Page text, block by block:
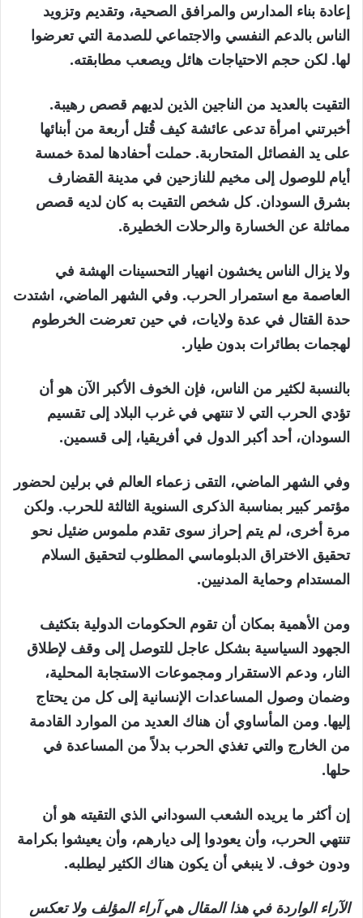
إعادة بناء المدارس والمرافق الصحية، وتقديم وتزويد
الناس بالدعم النفسي والاجتماعي للصدمة التي تعرضوا
لها. لكن حجم الاحتياجات هائل ويصعب مطابقته.
التقيت بالعديد من الناجين الذين لديهم قصص رهيبة.
أخبرتني امرأة تدعى عائشة كيف قُتل أربعة من أبنائها
على يد الفصائل المتحاربة. حملت أحفادها لمدة خمسة
أيام للوصول إلى مخيم للنازحين في مدينة القضارف
بشرق السودان. كل شخص التقيت به كان لديه قصص
مماثلة عن الخسارة والرحلات الخطيرة.
ولا يزال الناس يخشون انهيار التحسينات الهشة في
العاصمة مع استمرار الحرب. وفي الشهر الماضي، اشتدت
حدة القتال في عدة ولايات، في حين تعرضت الخرطوم
لهجمات بطائرات بدون طيار.
بالنسبة لكثير من الناس، فإن الخوف الأكبر الآن هو أن
تؤدي الحرب التي لا تنتهي في غرب البلاد إلى تقسيم
السودان، أحد أكبر الدول في أفريقيا، إلى قسمين.
وفي الشهر الماضي، التقى زعماء العالم في برلين لحضور
مؤتمر كبير بمناسبة الذكرى السنوية الثالثة للحرب. ولكن
مرة أخرى، لم يتم إحراز سوى تقدم ملموس ضئيل نحو
تحقيق الاختراق الدبلوماسي المطلوب لتحقيق السلام
المستدام وحماية المدنيين.
ومن الأهمية بمكان أن تقوم الحكومات الدولية بتكثيف
الجهود السياسية بشكل عاجل للتوصل إلى وقف لإطلاق
النار، ودعم الاستقرار ومجموعات الاستجابة المحلية،
وضمان وصول المساعدات الإنسانية إلى كل من يحتاج
إليها. ومن المأساوي أن هناك العديد من الموارد القادمة
من الخارج والتي تغذي الحرب بدلاً من المساعدة في
حلها.
إن أكثر ما يريده الشعب السوداني الذي التقيته هو أن
تنتهي الحرب، وأن يعودوا إلى ديارهم، وأن يعيشوا بكرامة
ودون خوف. لا ينبغي أن يكون هناك الكثير ليطلبه.
الآراء الواردة في هذا المقال هي آراء المؤلف ولا تعكس